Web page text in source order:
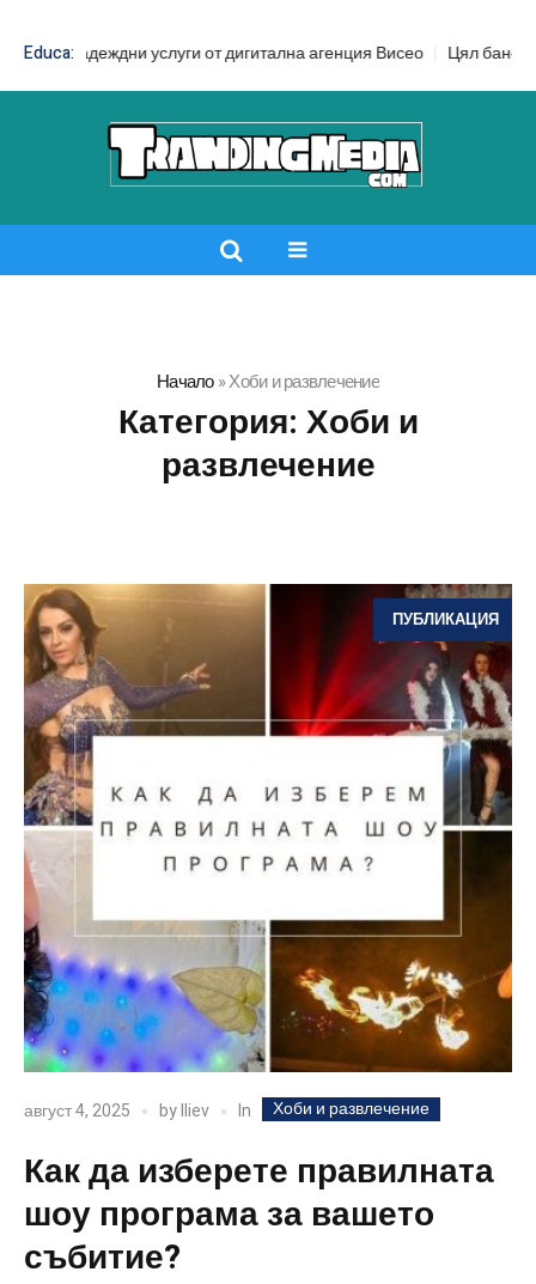
Educa:услуги от дигитална агенция Висео Цял бански срещу
Начало»Хоби и развлечение
Категория: Хоби и
развлечение
ПУБЛИКАЦИЯ
август 4, 2025 byIliev In Хоби и развлечение
Как да изберете правилната
шоу програма за вашето
събитие?